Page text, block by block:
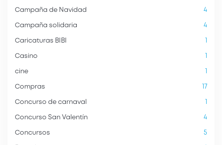
Campaña de Navidad 4
Campaña solidaria 4
Caricaturas BIBI
Casino
cine
Compras 17
Concurso de carnaval
Concurso San Valentín 4
Concursos 5